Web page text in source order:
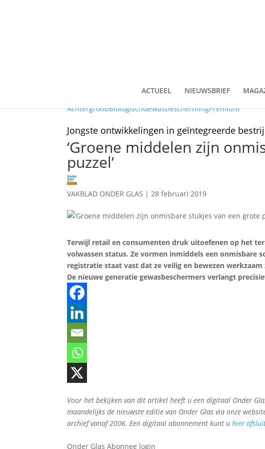
ACTUEEL NIEUWSBRIEF
AchtergrondBiologischGewasbeschermingPremium
Jongste ontwikkelingen in geïntegreerde
‘Groene middelen zijn
puzzel’
VAKBLAD ONDER GLAS |28 februari 2019
Terwijl retail en consumenten druk uitoefenen op het
volwassen status. Ze vormen inmiddels een onmisbare
registratie staat vast dat ze veilig en bewezen
De nieuwe generatie gewasbeschermers verlangt
Voor het bekijken van dit artikel heeft u een digitaal Onder
maandelijks de nieuwste editie van Onder Glas via onze
archief vanaf 2006. Een digitaal abonnement kunt uhier
Onder Glas Abonnee login